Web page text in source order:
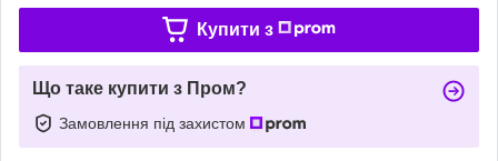
Купити з
Що таке купити з Пром?
Замовлення під захистом